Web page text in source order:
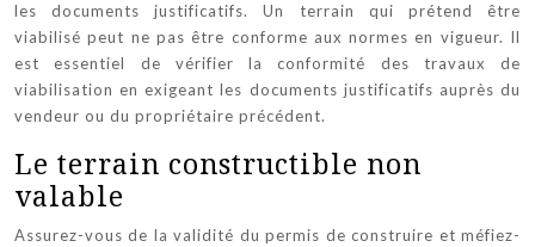
les documents justificatifs. Un terrain qui prétend être
viabilisé peut ne pas être conforme aux normes en vigueur. Il
est essentiel de vérifier la conformité des travaux de
viabilisation en exigeant les documents justificatifs auprès du
vendeur ou du propriétaire précédent.
Le terrain constructible non
valable
Assurez-vous de la validité du permis de construire et méfiez-